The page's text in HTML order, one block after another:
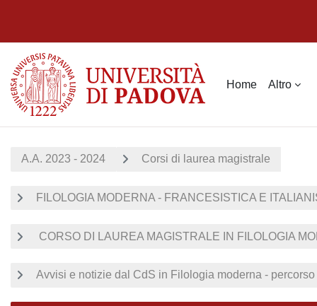
Home Altro
A.A. 2023 - 2024 Corsi di laurea magistrale
FILOLOGIA MODERNA - FRANCESISTICA E
CORSO DI LAUREA MAGISTRALE IN FILOLOGIA
Avvisi e notizie dal CdS in Filologia moderna -